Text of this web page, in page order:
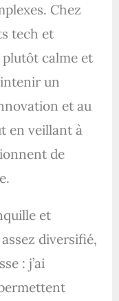
Chez
tech et
plutôt calme et
un
et au
en veillant à
de
et
diversifié,
: j’ai